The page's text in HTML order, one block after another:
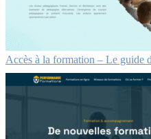
Accès à la formation – Le guide